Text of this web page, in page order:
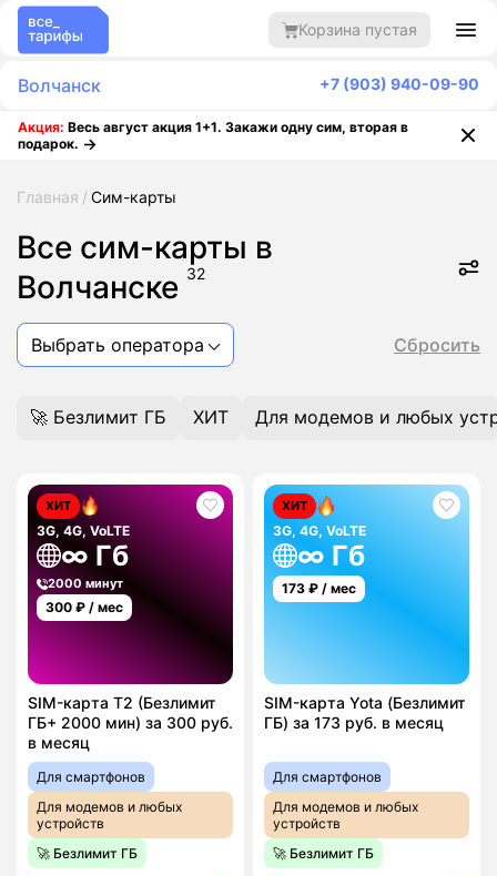
Корзина пустая
Волчанск +7 (903) 940-09-90
Акция: Весь август акция 1+1. Закажи одну сим, вторая в
подарок.
Главная Сим-карты
Все сим-карты в
Волчанске 32
Выбрать оператора Сбросить
🚀 Безлимит ГБ ХИТ Для модемов и любых
ХИТ
3G, 4G, VoLTE
∞ Гб
2000 минут
300 ₽ / мес
SIM-карта T2 (Безлимит
ГБ+ 2000 мин) за 300 руб.
в месяц
Для смартфонов
Для модемов и любых
устройств
🚀 Безлимит ГБ
ХИТ
3G, 4G, VoLTE
∞ Гб
173 ₽ / мес
SIM-карта Yota (Безлимит
ГБ) за 173 руб. в месяц
Для смартфонов
Для модемов и любых
устройств
🚀 Безлимит ГБ